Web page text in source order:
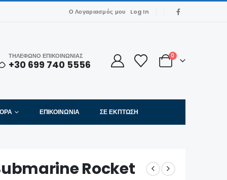
Ο Λογαριασμός μου Log In
ΤΗΛΕΦΩΝΟ ΕΠΙΚΟΙΝΩΝΙΑΣ
+30 699 740 5556
0
ΕΠΙΚΟΙΝΩΝΊΑ ΣΕ ΈΚΠΤΩΣΗ
Rocket